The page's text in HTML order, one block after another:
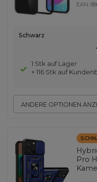
EAN:
ANDERE OPTIONEN
Schwarz
1 Stk auf Lager
+ 116 Stk auf
Pro